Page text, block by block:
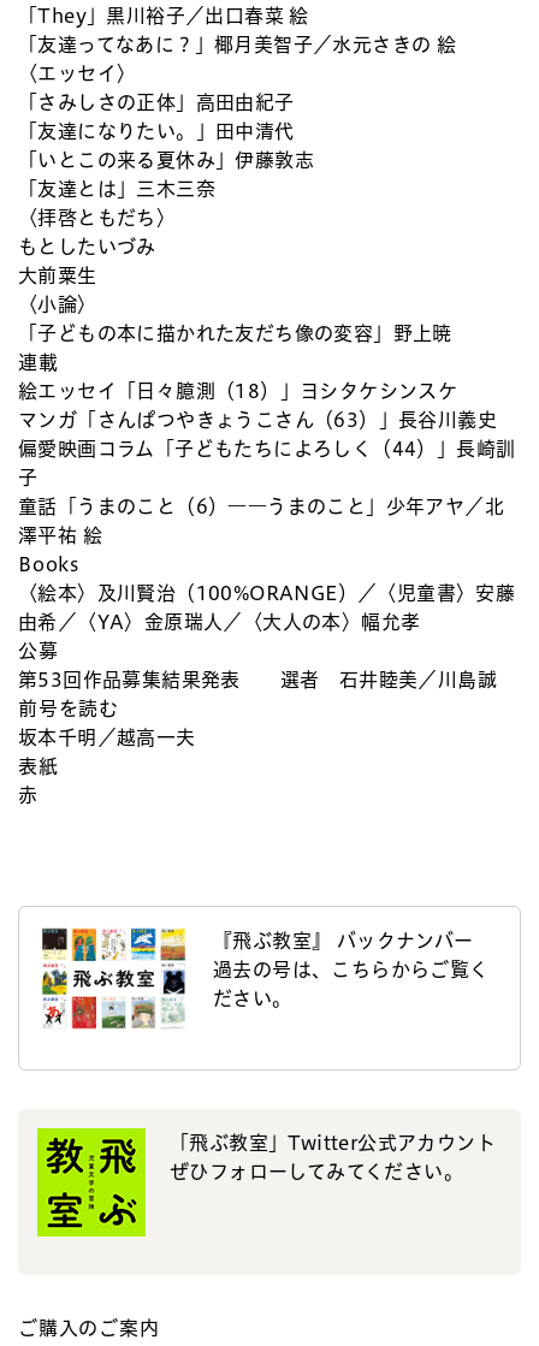
「They」黒川裕子／出口春菜 絵
「友達ってなあに？」椰月美智子／水元さきの 絵
〈エッセイ〉
「さみしさの正体」高田由紀子
「友達になりたい。」田中清代
「いとこの来る夏休み」伊藤敦志
「友達とは」三木三奈
〈拝啓ともだち〉
もとしたいづみ
大前粟生
〈小論〉
「子どもの本に描かれた友だち像の変容」野上暁
連載
絵エッセイ「日々臆測（18）」ヨシタケシンスケ
マンガ「さんぱつやきょうこさん（63）」長谷川義史
偏愛映画コラム「子どもたちによろしく（44）」長崎訓
子
童話「うまのこと（6）――うまのこと」少年アヤ／北
澤平祐 絵
Books
〈絵本〉及川賢治（100%ORANGE）／〈児童書〉安藤
由希／〈YA〉金原瑞人／〈大人の本〉幅允孝
公募
第53回作品募集結果発表 選者 石井睦美／川島誠
前号を読む
坂本千明／越高一夫
表紙
赤
『飛ぶ教室』 バックナンバー
過去の号は、こちらからご覧く
ださい。
「飛ぶ教室」Twitter公式アカウント
ぜひフォローしてみてください。
ご購入のご案内